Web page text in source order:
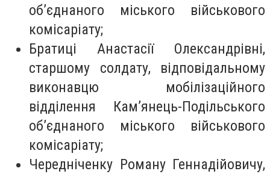
об’єднаного міського військового
комісаріату;
Братиці Анастасії Олександрівні,
старшому солдату, відповідальному
виконавцю мобілізаційного
відділення Кам’янець-Подільського
об’єднаного міського військового
комісаріату;
Чередніченку Роману Геннадійовичу,